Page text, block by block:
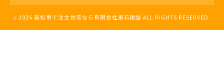
c 2026 高松市で注文住宅なら有限会社黒石建設 ALL RIGHTS RESERVED.